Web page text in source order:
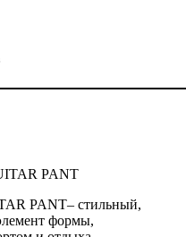
PANT
PANT– стильный,
формы,